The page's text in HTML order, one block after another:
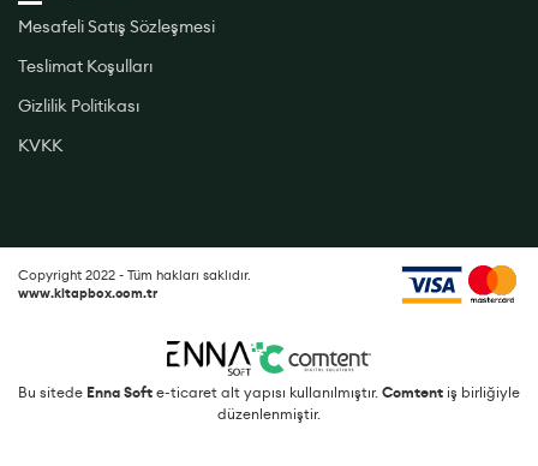
Mesafeli Satış Sözleşmesi
Teslimat Koşulları
Gizlilik Politikası
KVKK
Copyright 2022 - Tüm hakları saklıdır.
www.kitapbox.com.tr
Bu sitede Enna Soft e-ticaret alt yapısı kullanılmıştır. Comtent iş birliğiyle
düzenlenmiştir.